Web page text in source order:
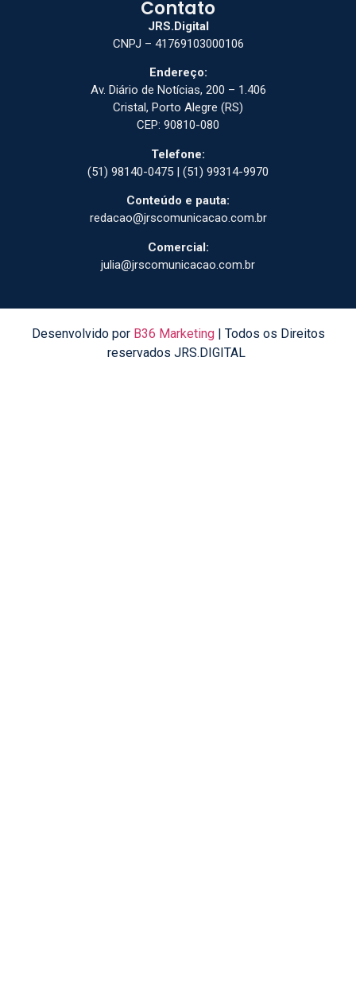
Contato
JRS.Digital
CNPJ – 41769103000106
Endereço:
Av. Diário de Notícias, 200 – 1.406
Cristal, Porto Alegre (RS)
CEP: 90810-080
Telefone:
(51) 98140-0475 | (51) 99314-9970
Conteúdo e pauta:
redacao@jrscomunicacao.com.br
Comercial:
julia@jrscomunicacao.com.br
Desenvolvido por B36 Marketing| Todos os Direitos
reservados JRS.DIGITAL